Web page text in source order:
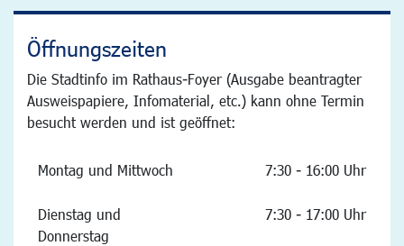
Öffnungszeiten
Die Stadtinfo im Rathaus-Foyer (Ausgabe beantragter
Ausweispapiere, Infomaterial, etc.) kann ohne Termin
besucht werden und ist geöffnet:
Montag und Mittwoch 7:30 - 16:00 Uhr
Dienstag und
Donnerstag
7:30 - 17:00 Uhr